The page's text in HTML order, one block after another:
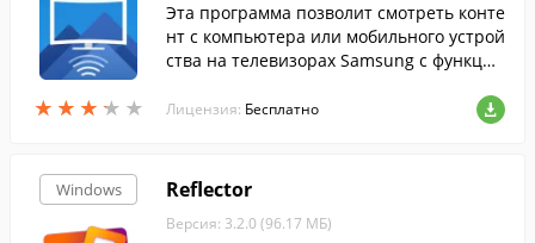
★ ★ ★ ★ ★
★ ★ ★ ★ ★
Эта программа позволит смотреть конте
нт с компьютера или мобильного устрой
ства на телевизорах Samsung с функцие
Лицензия: Бесплатно
Windows Reflector
Версия: 3.2.0 (96.17 МБ)